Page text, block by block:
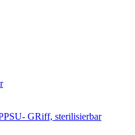
GRiff, sterilisierbar